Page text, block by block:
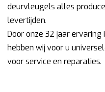
deurvleugels alles
levertijden.
Door onze 32 jaar
hebben wij voor u
voor service en reparaties.